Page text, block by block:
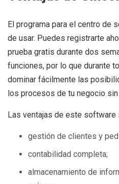
El programa para el centro de
de usar. Puedes registrarte
prueba gratis durante dos
funciones, por lo que durante
dominar fácilmente las
los procesos de tu negocio
Las ventajas de este software
gestión de clientes y
contabilidad completa;
almacenamiento de